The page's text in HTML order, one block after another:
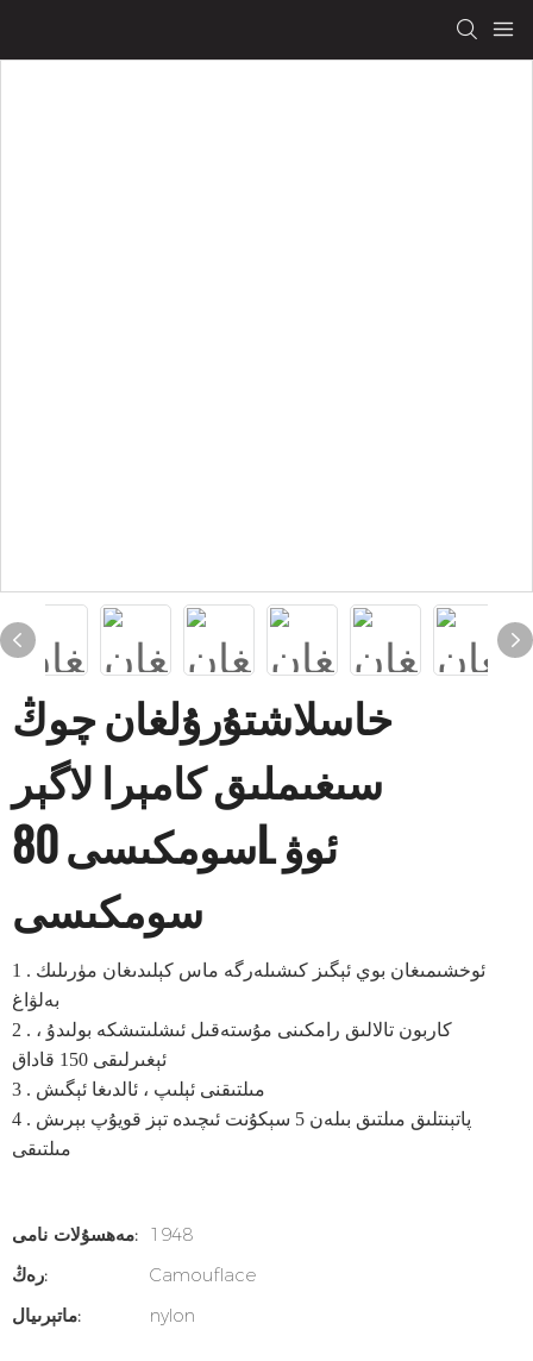
خاسلاشتۇرۇلغان چوڭ
سىغىملىق كامېرا لاگېر
سومكىسى 80L ئوۋ
سومكىسى
1 . ئوخشىمىغان بوي ئېگىز كىشىلەرگە ماس كېلىدىغان مۈرىلىك
بەلۋاغ
2 . كاربون تالالىق رامكىنى مۇستەقىل ئىشلىتىشكە بولىدۇ ،
ئېغىرلىقى 150 قاداق
3
. مىلتىقنى ئېلىپ ، ئالدىغا ئېگىش
4 . پاتېنتلىق مىلتىق بىلەن 5 سېكۇنت ئىچىدە تېز قويۇپ بېرىش
مىلتىقى
مەھسۇلات نامى: 1948
رەڭ:
Camouflace
ماتېرىيال:
nylon